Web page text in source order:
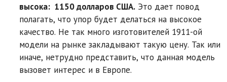
высока: 1150 долларов США. Это дает повод
полагать, что упор будет делаться на высокое
качество. Не так много изготовителей 1911-ой
модели на рынке закладывают такую цену. Так или
иначе, нетрудно представить, что данная модель
вызовет интерес и в Европе.